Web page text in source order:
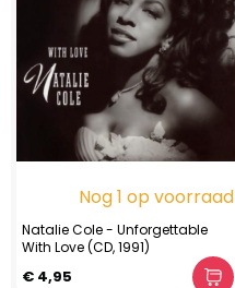
Nog 1 op voorraad
Natalie Cole - Unforgettable
With Love (CD, 1991)
€ 4,95